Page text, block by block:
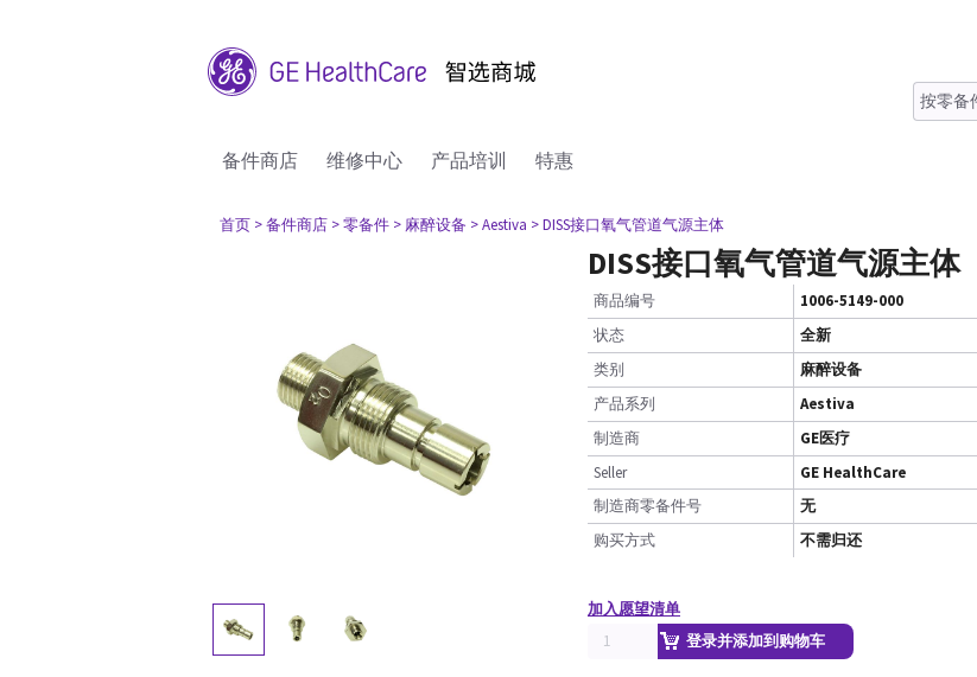
备件商店 维修中心 产品培训 特惠
首页 > 备件商店 > 零备件 > 麻醉设备 > Aestiva > DISS接口氧气管道气源主体
DISS接口氧气管道气源主体
商品编号
1006-5149-000
状态
全新
类别
麻醉设备
产品系列
Aestiva
制造商
GE医疗
Seller
GE HealthCare
制造商零备件号
无
购买方式
不需归还
加入愿望清单
登录并添加到购物车